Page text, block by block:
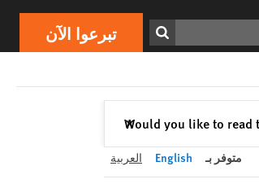
تبرعوا الآن
Would you like to read
✕إغلاق
Print تبرعوا الآن
متوفر بـ English العربية